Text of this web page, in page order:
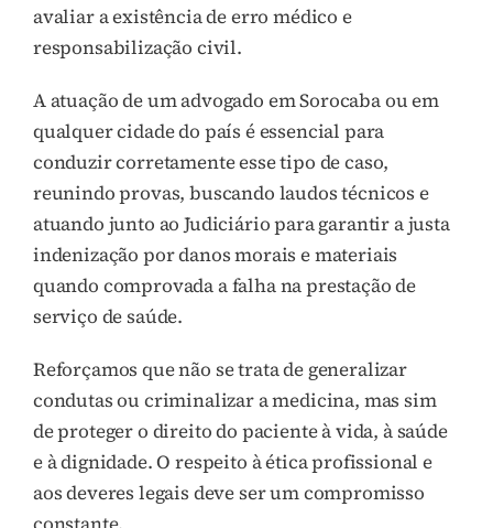
avaliar a existência de erro médico e
responsabilização civil.
A atuação de um advogado em Sorocaba ou em
qualquer cidade do país é essencial para
conduzir corretamente esse tipo de caso,
reunindo provas, buscando laudos técnicos e
atuando junto ao Judiciário para garantir a justa
indenização por danos morais e materiais
quando comprovada a falha na prestação de
serviço de saúde.
Reforçamos que não se trata de generalizar
condutas ou criminalizar a medicina, mas sim
de proteger o direito do paciente à vida, à saúde
e à dignidade. O respeito à ética profissional e
aos deveres legais deve ser um compromisso